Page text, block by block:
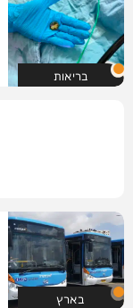
בריאות
בארץ